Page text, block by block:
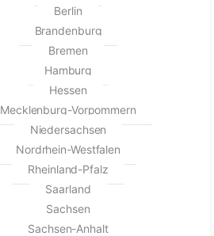
Berlin
Brandenburg
Bremen
Hamburg
Hessen
Mecklenburg-Vorpommern
Niedersachsen
Nordrhein-Westfalen
Rheinland-Pfalz
Saarland
Sachsen
Sachsen-Anhalt